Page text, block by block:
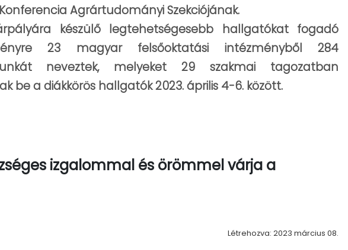
Agrártudományi Szekciójának.
készülő legtehetségesebb hallgatókat fogadó
23 magyar felsőoktatási intézményből 284
neveztek, melyeket 29 szakmai tagozatban
be a diákkörös hallgatók 2023. április 4-6. között.
izgalommal és örömmel várja a
Létrehozva: 2023 március 08.